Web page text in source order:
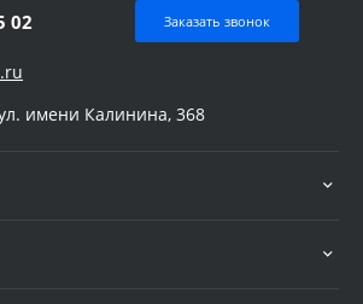
02 Заказать звонок
имени Калинина, 368